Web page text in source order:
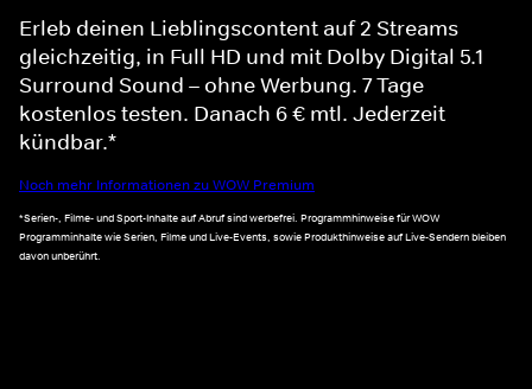
Erleb deinen Lieblingscontent auf 2 Streams
gleichzeitig, in Full HD und mit Dolby Digital 5.1
Surround Sound – ohne Werbung. 7 Tage
kostenlos testen. Danach 6 € mtl. Jederzeit
kündbar.*
Noch mehr Informationen zu WOW Premium
*Serien-, Filme- und Sport-Inhalte auf Abruf sind werbefrei. Programmhinweise für WOW
Programminhalte wie Serien, Filme und Live-Events, sowie Produkthinweise auf Live-Sendern bleiben
davon unberührt.